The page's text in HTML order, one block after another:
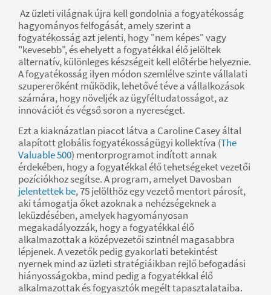
Az üzleti világnak újra kell gondolnia a fogyatékosság
hagyományos felfogását, amely szerint a
fogyatékosság azt jelenti, hogy "nem képes" vagy
"kevesebb", és ehelyett a fogyatékkal élő jelöltek
alternatív, különleges készségeit kell előtérbe helyeznie.
A fogyatékosság ilyen módon szemlélve szinte vállalati
szupererőként működik, lehetővé téve a vállalkozások
számára, hogy növeljék az ügyféltudatosságot, az
innovációt és végső soron a nyereséget.
Ezt a kiaknázatlan piacot látva a Caroline Casey által
alapított globális fogyatékosságügyi kollektíva (The
Valuable 500) mentorprogramot indított annak
érdekében, hogy a fogyatékkal élő tehetségeket vezetői
pozíciókhoz segítse. A program, amelyet Davosban
jelentettek be, 75 jelölthöz egy vezető mentort párosít,
aki támogatja őket azoknak a nehézségeknek a
leküzdésében, amelyek hagyományosan
megakadályozzák, hogy a fogyatékkal élő
alkalmazottak a középvezetői szintnél magasabbra
lépjenek. A vezetők pedig gyakorlati betekintést
nyernek mind az üzleti stratégiáikban rejlő befogadási
hiányosságokba, mind pedig a fogyatékkal élő
alkalmazottak és fogyasztók megélt tapasztalataiba.